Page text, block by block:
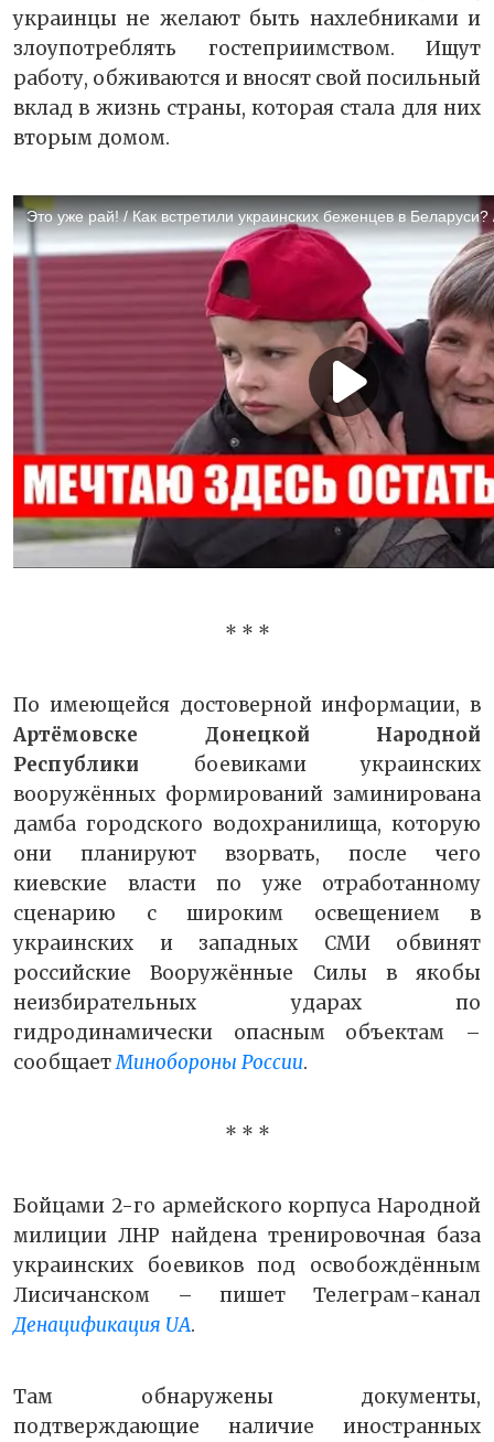
украинцы не желают быть нахлебниками и
злоупотреблять гостеприимством. Ищут
работу, обживаются и вносят свой посильный
вклад в жизнь страны, которая стала для них
вторым домом.
* * *
По имеющейся достоверной информации, в
Артёмовске Донецкой Народной
Республики боевиками украинских
вооружённых формирований заминирована
дамба городского водохранилища, которую
они планируют взорвать, после чего
киевские власти по уже отработанному
сценарию с широким освещением в
украинских и западных СМИ обвинят
российские Вооружённые Силы в якобы
неизбирательных ударах по
гидродинамически опасным объектам –
сообщаетМинобороны России.
* * *
Бойцами 2-го армейского корпуса Народной
милиции ЛНР найдена тренировочная база
украинских боевиков под освобождённым
Лисичанском – пишет Телеграм-канал
Денацификация UA.
Там обнаружены документы,
подтверждающие наличие иностранных